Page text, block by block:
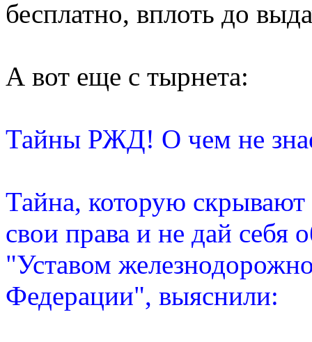
бесплатно, вплоть до
А вот еще с тырнета:
Тайны РЖД! О чем не
Тайна, которую
свои права и не дай себя
"Уставом
Федерации", выяснили: